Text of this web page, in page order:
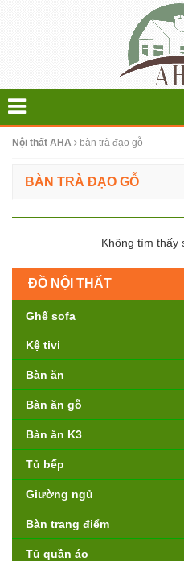
Nội thất AHA bàn trà đạo gỗ
BÀN TRÀ ĐẠO GỖ
Không tìm thấy
ĐỒ NỘI THẤT
Ghế sofa
Kệ tivi
Bàn ăn
Bàn ăn gỗ
Bàn ăn K3
Tủ bếp
Giường ngủ
Bàn trang điểm
Tủ quần áo